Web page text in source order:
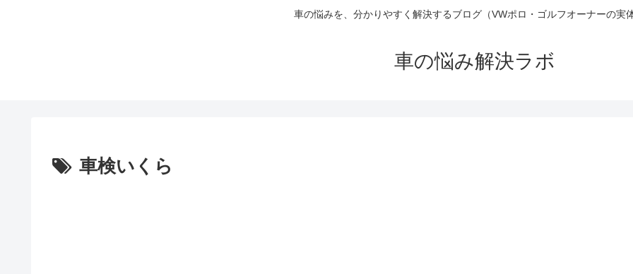
車の悩みを、分かりやすく解決するブログ（VWポロ・ゴルフオーナーの実
車の悩み解決ラボ
車検いくら